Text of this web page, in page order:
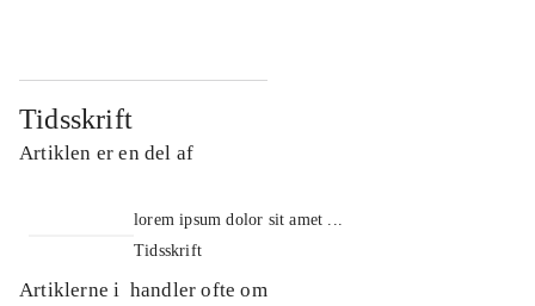
Tidsskrift
Artiklen er en del af
lorem ipsum dolor sit amet ...
Tidsskrift
Artiklerne i handler ofte om